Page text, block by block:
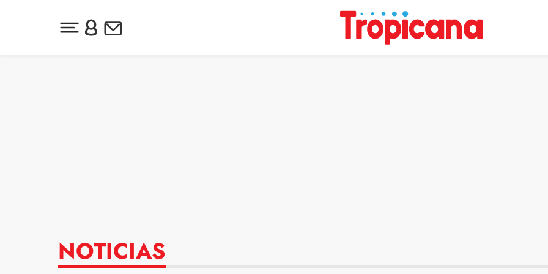
Desplegar menú principal
Inicia sesión o regístrate
Newsletter
NOTICIAS